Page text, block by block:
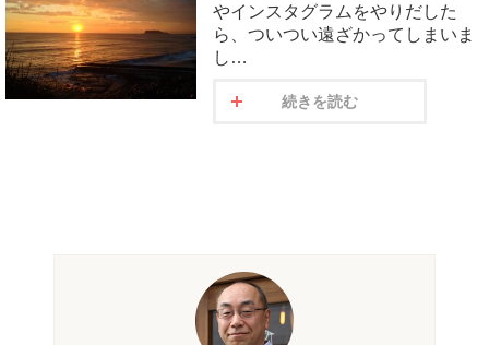
やインスタグラムをやりだした
ら、ついつい遠ざかってしまいま
し…
続きを読む